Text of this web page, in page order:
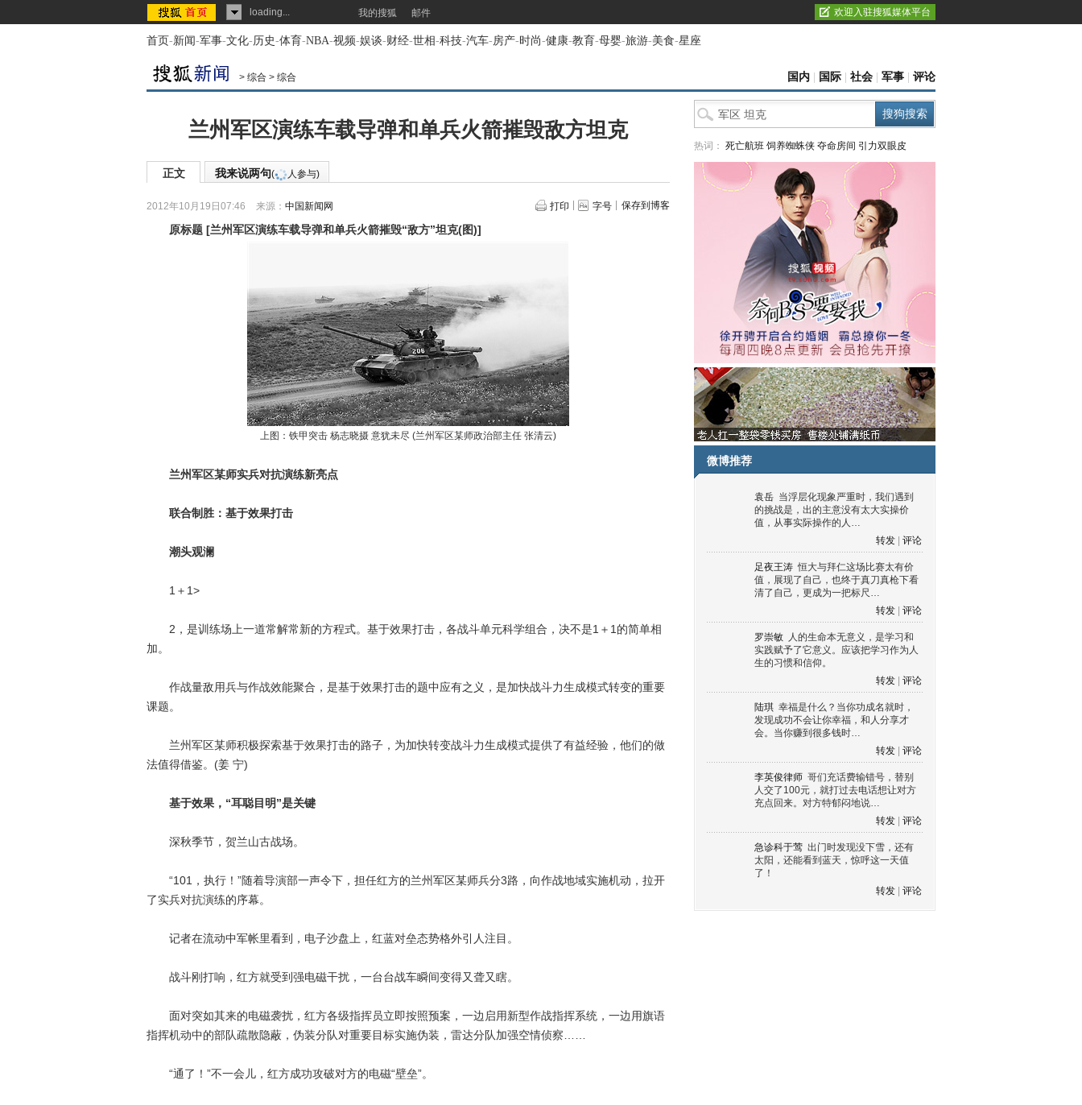
loading... 我的搜狐 邮件 欢迎入驻搜狐媒体平台
首页-新闻-军事-文化-历史-体育-NBA-视频-娱谈-财经-世相-科技-汽车-房产-时尚-健康-教育-母婴-旅游-美食-星座
> 综合 > 综合 国内 国际 社会 军事 评论
兰州军区演练车载导弹和单兵火箭摧毁敌方坦克
正文 我来说两句( 人参与)
2012年10月19日07:46 来源： 中国新闻网 打印 字号 保存到博客
原标题 [兰州军区演练车载导弹和单兵火箭摧毁“敌方”坦克(图)]
上图：铁甲突击 杨志晓摄 意犹未尽 (兰州军区某师政治部主任 张清云)
兰州军区某师实兵对抗演练新亮点
联合制胜：基于效果打击
潮头观澜
1＋1>
2，是训练场上一道常解常新的方程式。基于效果打击，各战斗单元科学组合，决不是1＋1的简单相
加。
作战量敌用兵与作战效能聚合，是基于效果打击的题中应有之义，是加快战斗力生成模式转变的重要
课题。
兰州军区某师积极探索基于效果打击的路子，为加快转变战斗力生成模式提供了有益经验，他们的做
法值得借鉴。(姜 宁)
基于效果，“耳聪目明”是关键
深秋季节，贺兰山古战场。
“101，执行！”随着导演部一声令下，担任红方的兰州军区某师兵分3路，向作战地域实施机动，拉开
了实兵对抗演练的序幕。
记者在流动中军帐里看到，电子沙盘上，红蓝对垒态势格外引人注目。
战斗刚打响，红方就受到强电磁干扰，一台台战车瞬间变得又聋又瞎。
面对突如其来的电磁袭扰，红方各级指挥员立即按照预案，一边启用新型作战指挥系统，一边用旗语
指挥机动中的部队疏散隐蔽，伪装分队对重要目标实施伪装，雷达分队加强空情侦察……
“通了！”不一会儿，红方成功攻破对方的电磁“壁垒”。
热词： 死亡航班 饲养蜘蛛侠 夺命房间 引力双眼皮
微博推荐
袁岳 当浮层化现象严重时，我们遇到
的挑战是，出的主意没有太大实操价
值，从事实际操作的人…
转发
评论
足夜王涛 恒大与拜仁这场比赛太有价
值，展现了自己，也终于真刀真枪下看
清了自己，更成为一把标尺…
转发
评论
罗崇敏 人的生命本无意义，是学习和
实践赋予了它意义。应该把学习作为人
生的习惯和信仰。
转发
评论
陆琪 幸福是什么？当你功成名就时，
发现成功不会让你幸福，和人分享才
会。当你赚到很多钱时…
转发
评论
李英俊律师 哥们充话费输错号，替别
人交了100元，就打过去电话想让对方
充点回来。对方特郁闷地说…
转发
评论
急诊科于莺 出门时发现没下雪，还有
太阳，还能看到蓝天，惊呼这一天值
了！
转发
评论